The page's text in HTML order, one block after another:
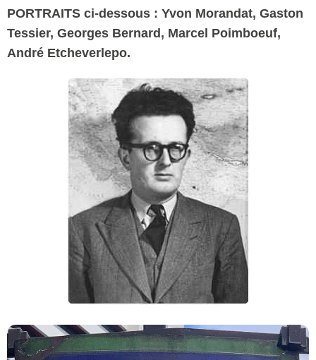
PORTRAITS ci-dessous : Yvon Morandat, Gaston
Tessier, Georges Bernard, Marcel Poimboeuf,
André Etcheverlepo.